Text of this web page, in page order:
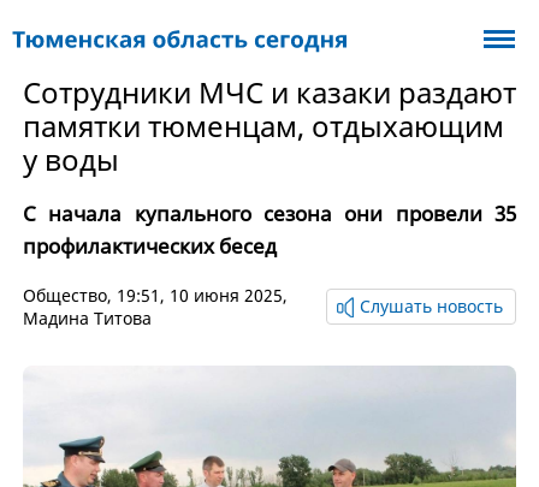
Сотрудники МЧС и казаки раздают
памятки тюменцам, отдыхающим
у воды
С начала купального сезона они провели 35
профилактических бесед
Общество, 19:51, 10 июня 2025,
Мадина Титова
Слушать новость